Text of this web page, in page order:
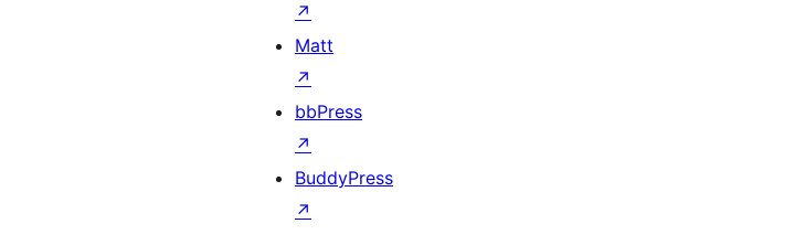
↗
Matt
↗
bbPress
↗
BuddyPress
↗